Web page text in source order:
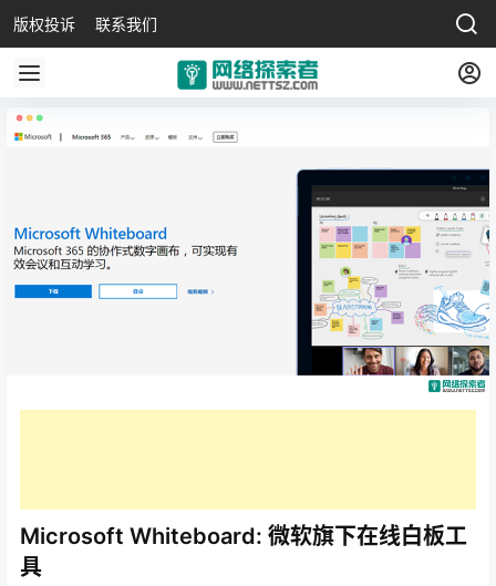
版权投诉 联系我们
Microsoft Whiteboard: 微软旗下在线白板工
具